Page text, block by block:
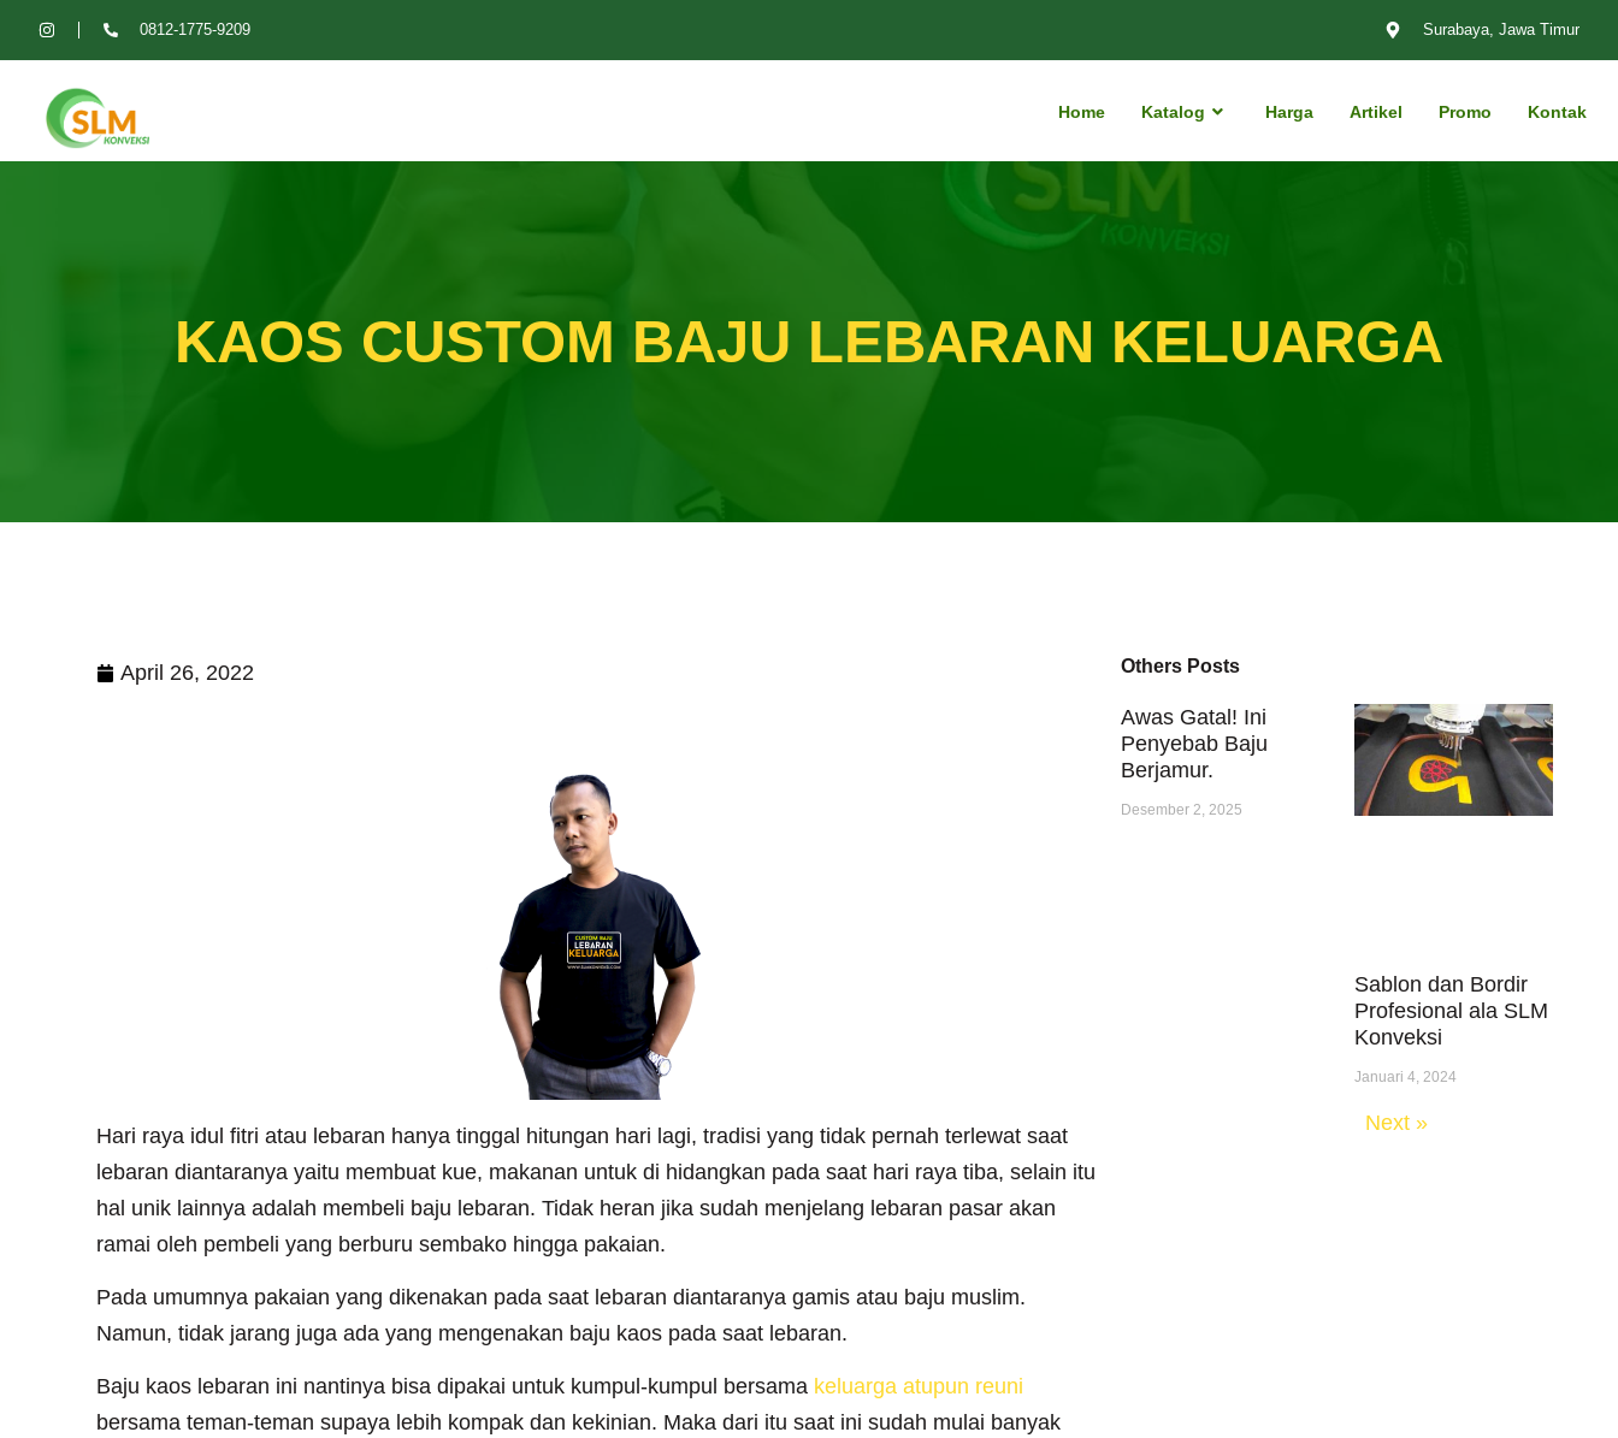
0812-1775-9209 Surabaya, Jawa Timur
Home Katalog Harga Artikel Promo Kontak
KAOS CUSTOM BAJU LEBARAN KELUARGA
April 26, 2022
Hari raya idul fitri atau lebaran hanya tinggal hitungan hari lagi, tradisi yang tidak pernah terlewat saat
lebaran diantaranya yaitu membuat kue, makanan untuk di hidangkan pada saat hari raya tiba, selain itu
hal unik lainnya adalah membeli baju lebaran. Tidak heran jika sudah menjelang lebaran pasar akan
ramai oleh pembeli yang berburu sembako hingga pakaian.
Pada umumnya pakaian yang dikenakan pada saat lebaran diantaranya gamis atau baju muslim.
Namun, tidak jarang juga ada yang mengenakan baju kaos pada saat lebaran.
Baju kaos lebaran ini nantinya bisa dipakai untuk kumpul-kumpul bersama keluarga atupun reuni
bersama teman-teman supaya lebih kompak dan kekinian. Maka dari itu saat ini sudah mulai banyak
Others Posts
Awas Gatal! Ini
Penyebab Baju
Berjamur.
Desember 2, 2025
Sablon dan Bordir
Profesional ala SLM
Konveksi
Januari 4, 2024
Next »